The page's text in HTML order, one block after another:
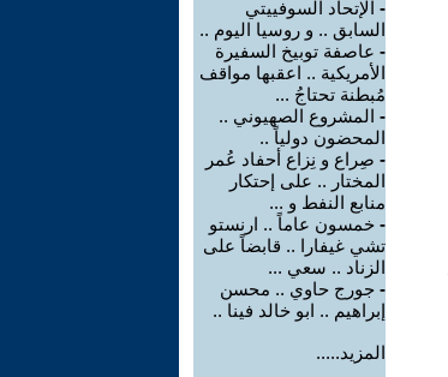
- الإتحاد السوفييتي
السابق .. و روسيا اليوم ..
- عاصفة توبيخ السفيرة
الأمريكية .. اعقبها مواقف
مُبطنة تحتاجُ ...
- المشروع الصهيوني ..
المحضون دولياً ..
- صِراع و نِزاع أحفاد عُمر
المختار .. على إحتكار
منابع النفط و ...
- خمسون عاماً .. ارنستو
تشي غيفارا .. قابضاً على
الزناد .. سعي ...
- جورج حاوي .. محسن
إبراهيم .. ابو خالد فينا ..
المزيد.....